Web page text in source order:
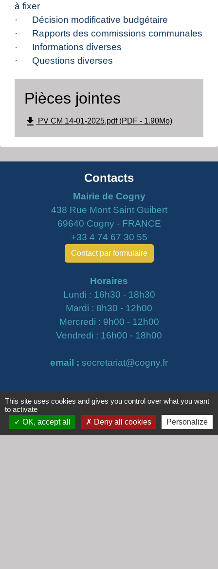
à fixer
· Décision modificative budgétaire
· Rapports des commissions communales
· Informations diverses
· Questions diverses
Pièces jointes
file_download PV CM 14-01-2025.pdf (PDF - 1.90Mo)
Contacts
Mairie de Cogny
438 Rue Mont Saint Guibert
69640 Cogny - FRANCE
+33 4 74 67 30 55
Contact par formulaire
Horaires
Lundi : 16h30 - 18h30
Mardi : 8h30 - 12h00
Mercredi : 9h00 - 12h00
Vendredi : 16h00 - 18h00
email : secretariat@cogny.fr
Liens
Communauté d'Agglomération Villefranche
Beaujolais Saône
This site uses cookies and gives you control over what you want
to activate
OK, accept all
Deny all cookies Personalize